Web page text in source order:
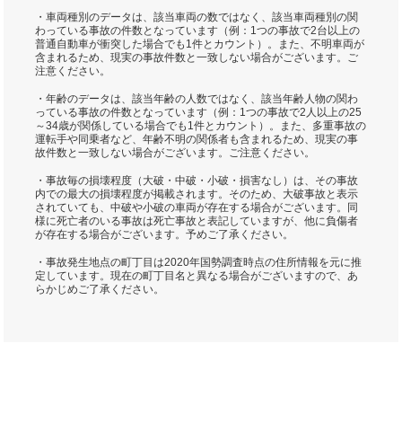
・車両種別のデータは、該当車両の数ではなく、該当車両種別の関
わっている事故の件数となっています（例：1つの事故で2台以上の
普通自動車が衝突した場合でも1件とカウント）。また、不明車両が
含まれるため、現実の事故件数と一致しない場合がございます。ご
注意ください。
・年齢のデータは、該当年齢の人数ではなく、該当年齢人物の関わ
っている事故の件数となっています（例：1つの事故で2人以上の25
～34歳が関係している場合でも1件とカウント）。また、多重事故の
運転手や同乗者など、年齢不明の関係者も含まれるため、現実の事
故件数と一致しない場合がございます。ご注意ください。
・事故毎の損壊程度（大破・中破・小破・損害なし）は、その事故
内での最大の損壊程度が掲載されます。そのため、大破事故と表示
されていても、中破や小破の車両が存在する場合がございます。同
様に死亡者のいる事故は死亡事故と表記していますが、他に負傷者
が存在する場合がございます。予めご了承ください。
・事故発生地点の町丁目は2020年国勢調査時点の住所情報を元に推
定しています。現在の町丁目名と異なる場合がございますので、あ
らかじめご了承ください。